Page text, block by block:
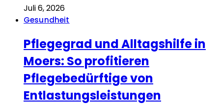
Juli 6, 2026
Gesundheit
Pflegegrad und Alltagshilfe in
Moers: So profitieren
Pflegebedürftige von
Entlastungsleistungen